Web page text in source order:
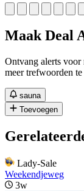
Maak Deal
Ontvang alerts voor
meer trefwoorden te
sauna
Toevoegen
Lady-Sale
Weekendjeweg
3w